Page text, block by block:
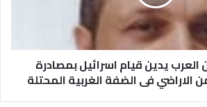
العرب يدين قيام اسرائيل بمصادرة
الاراضي فى الضفة الغربية المحتلة